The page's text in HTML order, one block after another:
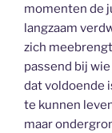
momenten de
langzaam
zich
passend bij
dat voldoende
te kunnen
maar